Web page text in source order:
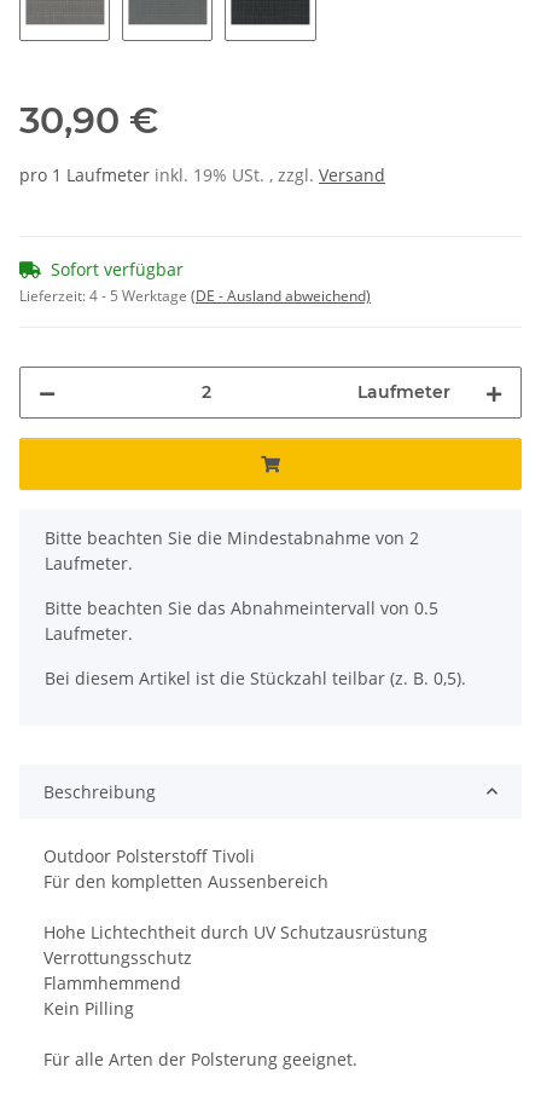
30,90 €
pro 1 Laufmeter inkl. 19% USt. , zzgl. Versand
Sofort verfügbar
Lieferzeit:4 - 5 Werktage (DE - Ausland abweichend)
Laufmeter
x
Bitte beachten Sie die Mindestabnahme von 2
Laufmeter.
Bitte beachten Sie das Abnahmeintervall von 0.5
Laufmeter.
Bei diesem Artikel ist die Stückzahl teilbar (z. B. 0,5).
Beschreibung
Outdoor Polsterstoff Tivoli
Für den kompletten Aussenbereich
Hohe Lichtechtheit durch UV Schutzausrüstung
Verrottungsschutz
Flammhemmend
Kein Pilling
Für alle Arten der Polsterung geeignet.